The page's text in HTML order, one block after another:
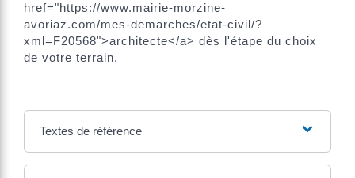
href="https://www.mairie-morzine-
avoriaz.com/mes-demarches/etat-civil/?
xml=F20568">architecte</a> dès l'étape du choix
de votre terrain.
Textes de référence